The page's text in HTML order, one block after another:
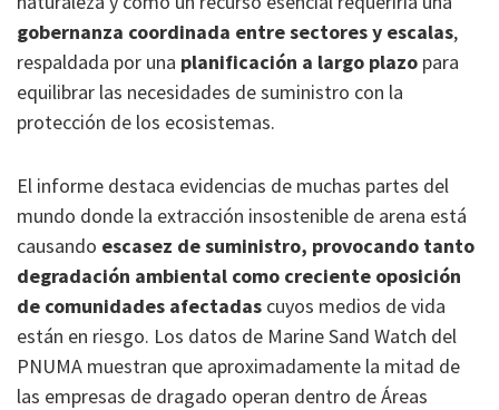
gobernanza coordinada entre sectores y escalas,
respaldada por una planificación a largo plazo para
equilibrar las necesidades de suministro con la
protección de los ecosistemas.
El informe destaca evidencias de muchas partes del
mundo donde la extracción insostenible de arena está
causando escasez de suministro, provocando tanto
degradación ambiental como creciente oposición
de comunidades afectadas cuyos medios de vida
están en riesgo. Los datos de Marine Sand Watch del
PNUMA muestran que aproximadamente la mitad de
las empresas de dragado operan dentro de Áreas